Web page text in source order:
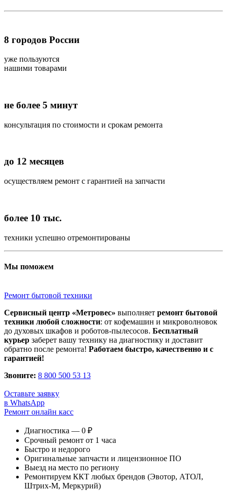
8 городов России
уже пользуются
нашими товарами
не более 5 минут
консультация по стоимости и срокам ремонта
до 12 месяцев
осуществляем ремонт с гарантией на запчасти
более 10 тыс.
техники успешно отремонтированы
Мы поможем
Ремонт бытовой техники
Сервисный центр «Метровес» выполняет ремонт бытовой
техники любой сложности: от кофемашин и микроволновок
до духовых шкафов и роботов-пылесосов. Бесплатный
курьер заберет вашу технику на диагностику и доставит
обратно после ремонта! Работаем быстро, качественно и с
гарантией!
Звоните: 8 800 500 53 13
Оставьте заявку
в WhatsApp
Ремонт онлайн касс
Диагностика — 0 ₽
Срочный ремонт от 1 часа
Быстро и недорого
Оригинальные запчасти и лицензионное ПО
Выезд на место по региону
Ремонтируем ККТ любых брендов (Эвотор, АТОЛ,
Штрих-М, Меркурий)